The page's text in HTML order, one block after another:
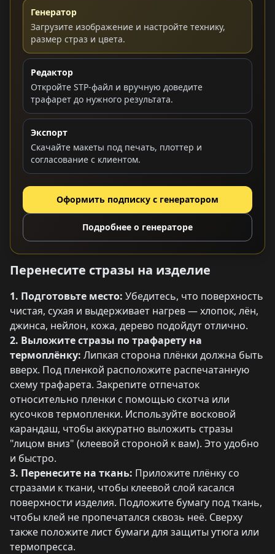
Генератор
Загрузите изображение и настройте технику,
размер страз и цвета.
Редактор
Откройте STP-файл и вручную доведите
трафарет до нужного результата.
Экспорт
Скачайте макеты под печать, плоттер и
согласование с клиентом.
Оформить подписку с генератором
Подробнее о генераторе
Перенесите стразы на изделие
1. Подготовьте место: Убедитесь, что поверхность
чистая, сухая и выдерживает нагрев — хлопок, лён,
джинса, нейлон, кожа, дерево подойдут отлично.
2. Выложите стразы по трафарету на
термоплёнку: Липкая сторона плёнки должна быть
вверх. Под пленкой расположите распечатанную
схему трафарета. Закрепите отпечаток
относительно пленки с помощью скотча или
кусочков термопленки. Используйте восковой
карандаш, чтобы аккуратно выложить стразы
"лицом вниз" (клеевой стороной к вам). Это удобно
и быстро.
3. Перенесите на ткань: Приложите плёнку со
стразами к ткани, чтобы клеевой слой касался
поверхности изделия. Подложите бумагу под ткань,
чтобы клей не пропечатался сквозь неё. Сверху
также положите лист бумаги для защиты утюга или
термопресса.